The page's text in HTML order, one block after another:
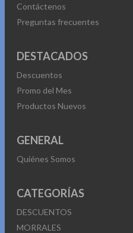
Contáctenos
Preguntas frecuentes
DESTACADOS
Descuentos
Promo del Mes
Productos Nuevos
GENERAL
Quiénes Somos
CATEGORÍAS
DESCUENTOS
MORRALES